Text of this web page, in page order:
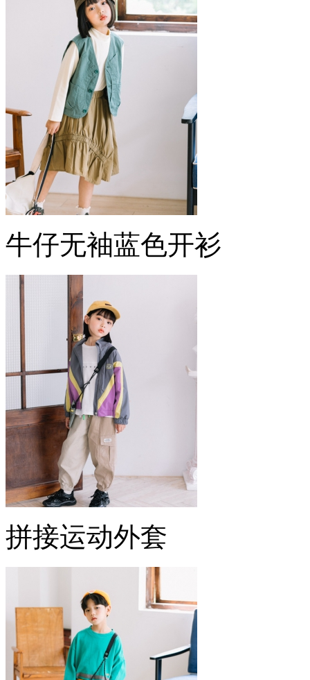
牛仔无袖蓝色开衫
拼接运动外套